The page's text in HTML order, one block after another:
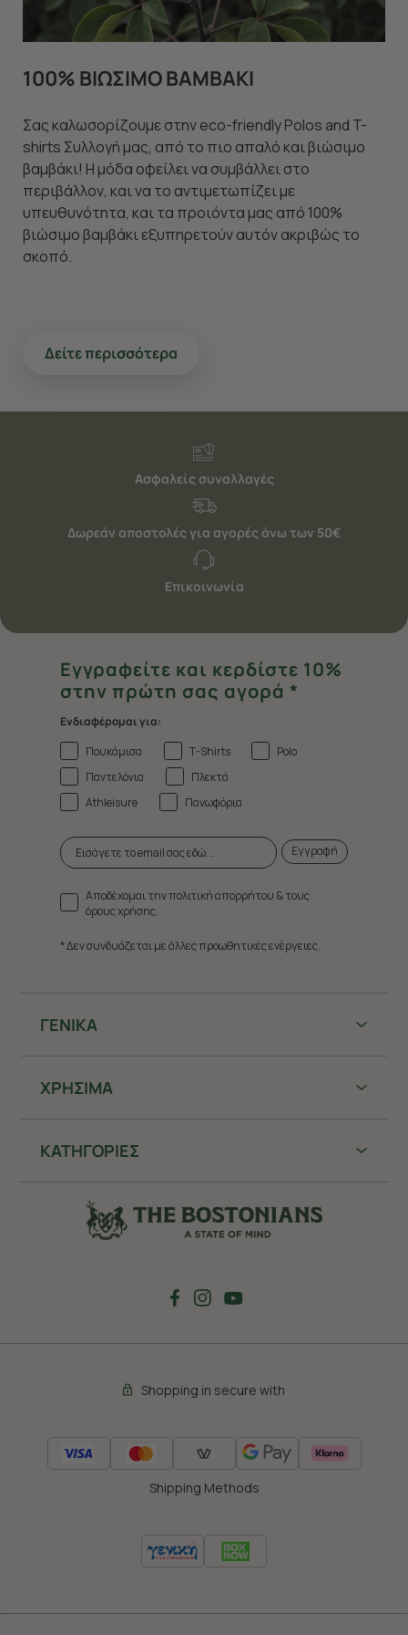
μέλλον. Εάν επιθυμείτε να μάθετε περισσότερα
σχετικά με τα cookies, επισκεφθείτε οποιαδήποτε στιγμή
100% ΒΙΩΣΙΜΟ ΒΑΜΒΑΚΙ
Σας καλωσορίζουμε στην eco-friendly Polos and T-
shirts Συλλογή μας, από το πιο απαλό και βιώσιμο
βαμβάκι! Η μόδα οφείλει να συμβάλλει στο
περιβάλλον, και να το αντιμετωπίζει με
υπευθυνότητα, και τα προιόντα μας από 100%
βιώσιμο βαμβάκι εξυπηρετούν αυτόν ακριβώς το
σκοπό.
Δείτε περισσότερα
Ασφαλείς συναλλαγές
Δωρεάν αποστολές για αγορές άνω των 50€
Επικοινωνία
ΓΕΝΙΚΑ
ΧΡHΣΙΜΑ
ΚΑΤΗΓΟΡΙΕΣ
Εγγραφείτε και κερδίστε 10%
στην πρώτη σας αγορά *
Ενδιαφέρομαι για:
Πουκάμισα
T-Shirts
Polo
Παντελόνια
Πλεκτά
Athleisure
Πανωφόρια
Εγγραφή
Αποδέχομαι την πολιτική απορρήτου & τους
όρους χρήσης.
* Δεν συνδυάζεται με άλλες προωθητικές ενέργειες.
Shopping in secure with
Shipping Methods